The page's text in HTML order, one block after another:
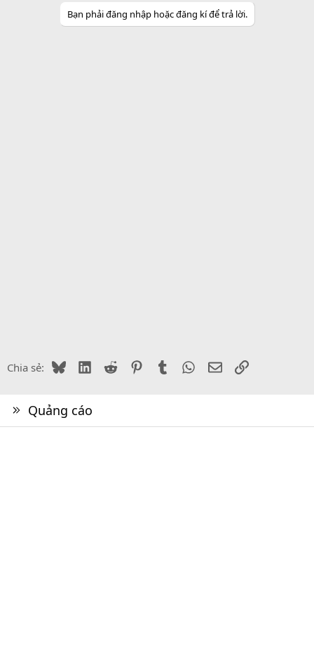
Bạn phải đăng nhập hoặc đăng kí để trả lời.
Chia sẻ: BlueskyLinkedIn
Reddit PinterestTumblr WhatsApp
EmailLink
Quảng cáo